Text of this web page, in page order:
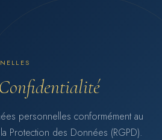
Confidentialité
personnelles conformément au
Protection des Données (RGPD).